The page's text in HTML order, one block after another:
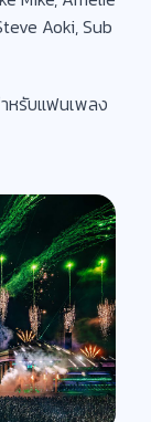
Aoki, Sub
หรับแฟนเพลง